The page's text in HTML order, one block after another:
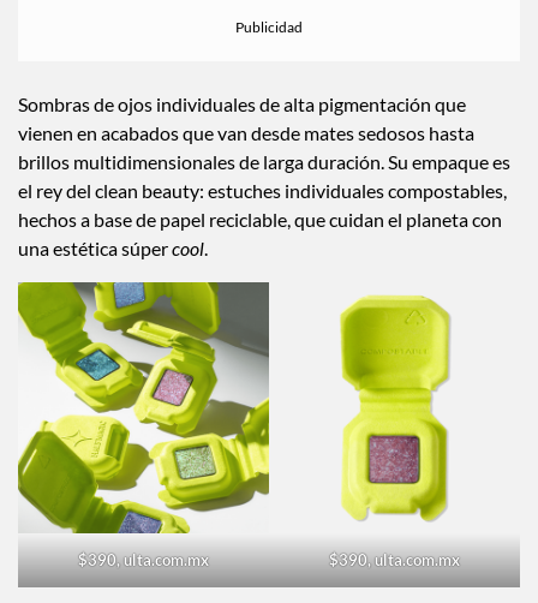
Sombras de ojos individuales de alta pigmentación que
vienen en acabados que van desde mates sedosos hasta
brillos multidimensionales de larga duración. Su empaque es
el rey del clean beauty: estuches individuales compostables,
hechos a base de papel reciclable, que cuidan el planeta con
una estética súpercool.
$390, ulta.com.mx $390, ulta.com.mx